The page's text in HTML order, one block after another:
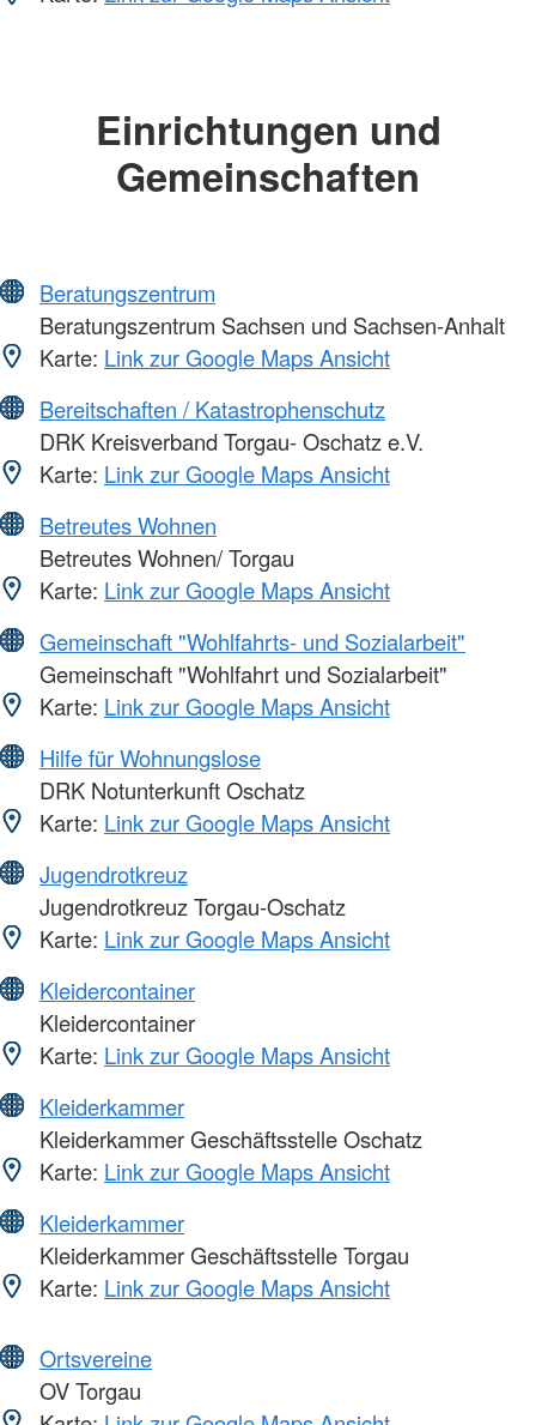
Einrichtungen und
Gemeinschaften
Beratungszentrum
Beratungszentrum Sachsen und Sachsen-Anhalt
Karte: Link zur Google Maps Ansicht
Bereitschaften / Katastrophenschutz
DRK Kreisverband Torgau- Oschatz e.V.
Karte: Link zur Google Maps Ansicht
Betreutes Wohnen
Betreutes Wohnen/ Torgau
Karte: Link zur Google Maps Ansicht
Gemeinschaft "Wohlfahrts- und Sozialarbeit"
Gemeinschaft "Wohlfahrt und Sozialarbeit"
Karte: Link zur Google Maps Ansicht
Hilfe für Wohnungslose
DRK Notunterkunft Oschatz
Karte: Link zur Google Maps Ansicht
Jugendrotkreuz
Jugendrotkreuz Torgau-Oschatz
Karte: Link zur Google Maps Ansicht
Kleidercontainer
Kleidercontainer
Karte: Link zur Google Maps Ansicht
Kleiderkammer
Kleiderkammer Geschäftsstelle Oschatz
Karte: Link zur Google Maps Ansicht
Kleiderkammer
Kleiderkammer Geschäftsstelle Torgau
Karte: Link zur Google Maps Ansicht
Ortsvereine
OV Torgau